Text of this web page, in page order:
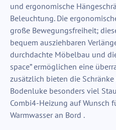
und ergonomische
Beleuchtung. Die
große Bewegungsfreiheit;
bequem ausziehbaren
durchdachte Möbelbau und
space” ermöglichen eine
zusätzlich bieten die
Bodenluke besonders viel
Combi4-Heizung auf Wunsch
Warmwasser an Bord .